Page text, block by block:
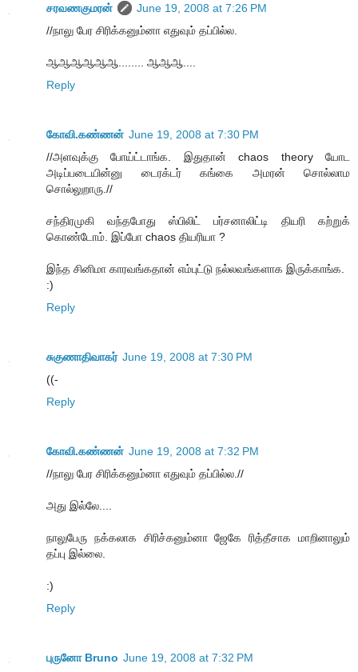
சரவணகுமரன்
June 19, 2008 at 7:26 PM
//நாலு பேர சிரிக்கனும்னா எதுவும் தப்பில்ல.
ஆஆஆஆஆஆ........ ஆஆஆ....
Reply
கோவி.கண்ணன் June 19, 2008 at 7:30 PM
//அளவுக்கு போய்ட்டாங்க. இதுதான் chaos theory யோட
அடிப்படையின்னு டைரக்டர் கங்கை அமரன் சொல்லாம
சொல்லுறாரு.//
சந்திரமுகி வந்தபோது ஸ்பிலிட் பர்சனாலிட்டி தியரி கற்றுக்
கொண்டோம். இப்போ chaos தியரியா ?
இந்த சினிமா காரவங்கதான் எம்புட்டு நல்லவங்களாக இருக்காங்க.
:)
Reply
சுகுணாதிவாகர் June 19, 2008 at 7:30 PM
((-
Reply
கோவி.கண்ணன் June 19, 2008 at 7:32 PM
//நாலு பேர சிரிக்கனும்னா எதுவும் தப்பில்ல.//
அது இல்லே....
நாலுபேரு நக்கலாக சிரிச்கனும்னா ஜேகே ரித்தீசாக மாறினாலும்
தப்பு இல்லை.
:)
Reply
புருனோ Bruno June 19, 2008 at 7:32 PM